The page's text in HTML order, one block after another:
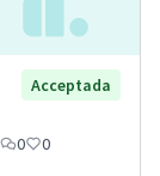
Acceptada
0 0